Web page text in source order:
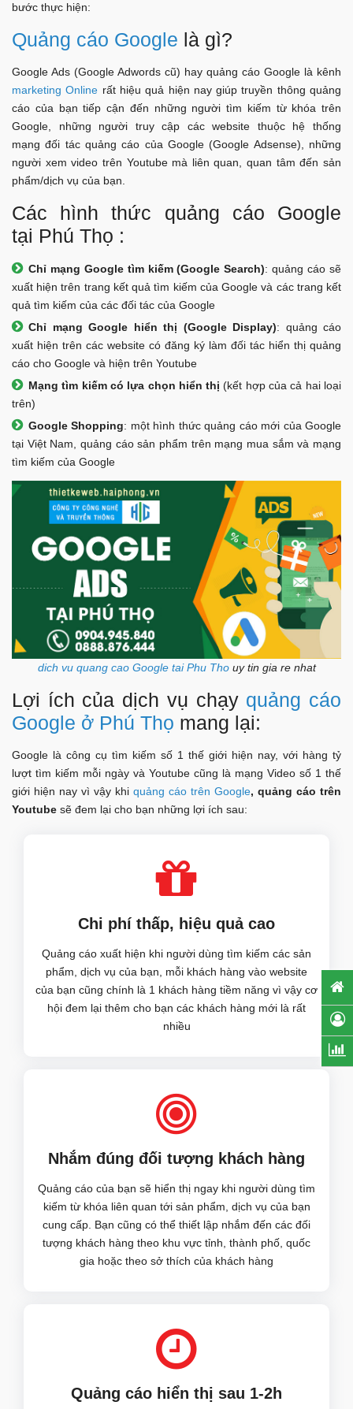
bước thực hiện:
Quảng cáo Google là gì?
Google Ads (Google Adwords cũ) hay quảng cáo Google là kênh
marketing Online rất hiệu quả hiện nay giúp truyền thông quảng
cáo của bạn tiếp cận đến những người tìm kiếm từ khóa trên
Google, những người truy cập các website thuộc hệ thống
mạng đối tác quảng cáo của Google (Google Adsense), những
người xem video trên Youtube mà liên quan, quan tâm đến sản
phẩm/dịch vụ của bạn.
Các hình thức quảng cáo Google
tại Phú Thọ :
Chỉ mạng Google tìm kiếm (Google Search): quảng cáo sẽ
xuất hiện trên trang kết quả tìm kiếm của Google và các trang kết
quả tìm kiếm của các đối tác của Google
Chỉ mạng Google hiển thị (Google Display): quảng cáo
xuất hiện trên các website có đăng ký làm đối tác hiển thị quảng
cáo cho Google và hiện trên Youtube
Mạng tìm kiếm có lựa chọn hiển thị (kết hợp của cả hai loại
trên)
Google Shopping: một hình thức quảng cáo mới của Google
tại Việt Nam, quảng cáo sản phẩm trên mạng mua sắm và mạng
tìm kiếm của Google
dich vu quang cao Google tai Phu Thouy tin gia re nhat
Lợi ích của dịch vụ chạy quảng cáo
Google ở Phú Thọ mang lại:
Google là công cụ tìm kiếm số 1 thế giới hiện nay, với hàng tỷ
lượt tìm kiếm mỗi ngày và Youtube cũng là mạng Video số 1 thế
giới hiện nay vì vậy khi quảng cáo trên Google, quảng cáo trên
Youtube sẽ đem lại cho bạn những lợi ích sau:
Chi phí thấp, hiệu quả cao
Quảng cáo xuất hiện khi người dùng tìm kiếm các sản
phẩm, dịch vụ của bạn, mỗi khách hàng vào website
của bạn cũng chính là 1 khách hàng tiềm năng vì vậy cơ
hội đem lại thêm cho bạn các khách hàng mới là rất
nhiều
Nhắm đúng đối tượng khách hàng
Quảng cáo của bạn sẽ hiển thị ngay khi người dùng tìm
kiếm từ khóa liên quan tới sản phẩm, dịch vụ của bạn
cung cấp. Bạn cũng có thể thiết lập nhắm đến các đối
tượng khách hàng theo khu vực tỉnh, thành phố, quốc
gia hoặc theo sở thích của khách hàng
Quảng cáo hiển thị sau 1-2h